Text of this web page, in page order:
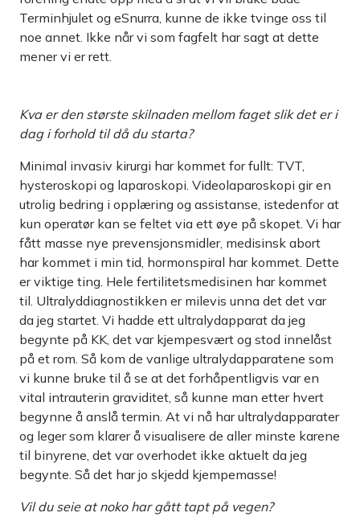
Terminhjulet og eSnurra, kunne de ikke tvinge oss til
noe annet. Ikke når vi som fagfelt har sagt at dette
mener vi er rett.
Kva er den største skilnaden mellom faget slik det er i
dag i forhold til då du starta?
Minimal invasiv kirurgi har kommet for fullt: TVT,
hysteroskopi og laparoskopi. Videolaparoskopi gir en
utrolig bedring i opplæring og assistanse, istedenfor at
kun operatør kan se feltet via ett øye på skopet. Vi har
fått masse nye prevensjonsmidler, medisinsk abort
har kommet i min tid, hormonspiral har kommet. Dette
er viktige ting. Hele fertilitetsmedisinen har kommet
til. Ultralyddiagnostikken er milevis unna det det var
da jeg startet. Vi hadde ett ultralydapparat da jeg
begynte på KK, det var kjempesvært og stod innelåst
på et rom. Så kom de vanlige ultralydapparatene som
vi kunne bruke til å se at det forhåpentligvis var en
vital intrauterin graviditet, så kunne man etter hvert
begynne å anslå termin. At vi nå har ultralydapparater
og leger som klarer å visualisere de aller minste karene
til binyrene, det var overhodet ikke aktuelt da jeg
begynte. Så det har jo skjedd kjempemasse!
Vil du seie at noko har gått tapt på vegen?